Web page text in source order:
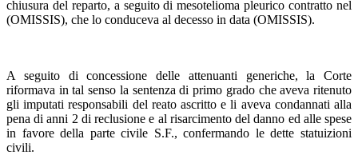
chiusura del reparto, a seguito di mesotelioma pleurico contratto nel
(OMISSIS), che lo conduceva al decesso in data (OMISSIS).
A seguito di concessione delle attenuanti generiche, la Corte
riformava in tal senso la sentenza di primo grado che aveva ritenuto
gli imputati responsabili del reato ascritto e li aveva condannati alla
pena di anni 2 di reclusione e al risarcimento del danno ed alle spese
in favore della parte civile S.F., confermando le dette statuizioni
civili.